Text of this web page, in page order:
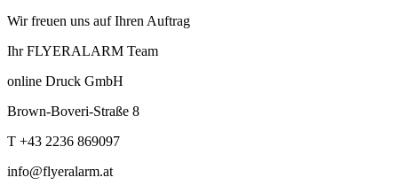
Wir freuen uns auf Ihren Auftrag
Ihr FLYERALARM Team
online Druck GmbH
Brown-Boveri-Straße 8
T +43 2236 869097
info@flyeralarm.at